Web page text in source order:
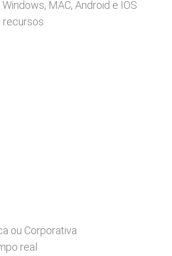
MAC, Android e IOS
recursos
ou Corporativa
real